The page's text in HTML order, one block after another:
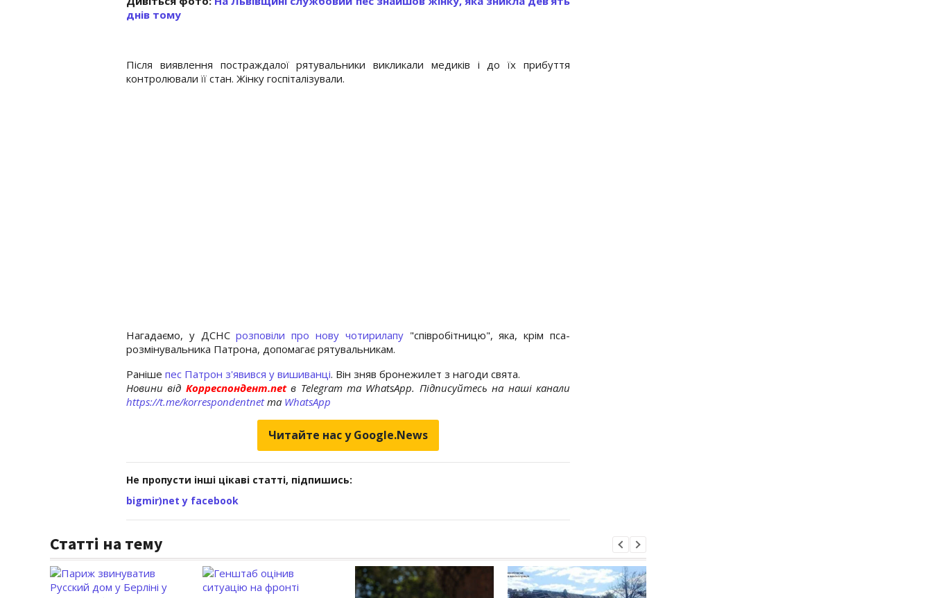
днів тому
Після виявлення постраждалої рятувальники викликали медиків і до їх прибуття
контролювали її стан. Жінку госпіталізували.
Нагадаємо, у ДСНСрозповіли про нову чотирилапу"співробітницю", яка, крім пса-
розмінувальника Патрона, допомагає рятувальникам.
Раніше пес Патрон з'явився у вишиванці. Він зняв бронежилет з нагоди свята.
Новини від Корреспондент.netв Telegram та WhatsApp. Підписуйтесь на наші канали
https://t.me/korrespondentnetта WhatsApp
Читайте нас у Google.News
Не пропусти інші цікаві статті, підпишись:
bigmir)net у facebook
Статті на тему